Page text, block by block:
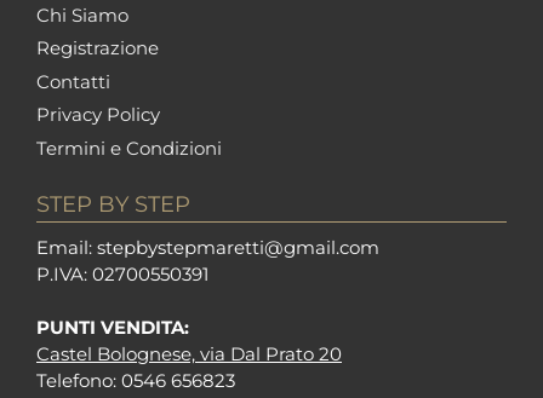
Chi Siamo
Registrazione
Contatti
Privacy Policy
Termini e Condizioni
STEP BY STEP
Email: stepbystepmaretti@gmail.com
P.IVA: 02700550391
PUNTI VENDITA:
Castel Bolognese, via Dal Prato 20
Telefono: 0546 656823